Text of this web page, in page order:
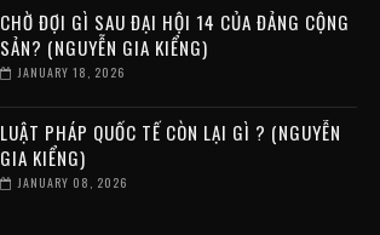
CHỜ ĐỢI GÌ SAU ĐẠI HỘI 14 CỦA ĐẢNG CỘNG
SẢN? (NGUYỄN GIA KIỂNG)
JANUARY 18, 2026
LUẬT PHÁP QUỐC TẾ CÒN LẠI GÌ ? (NGUYỄN
GIA KIỂNG)
JANUARY 08, 2026